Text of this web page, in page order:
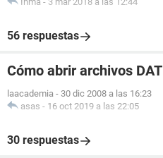
56 respuestas
Cómo abrir archivos DAT
laacademia - 30 dic 2008 a las 16:23
asas - 16 oct 2019 a las 22:05
30 respuestas